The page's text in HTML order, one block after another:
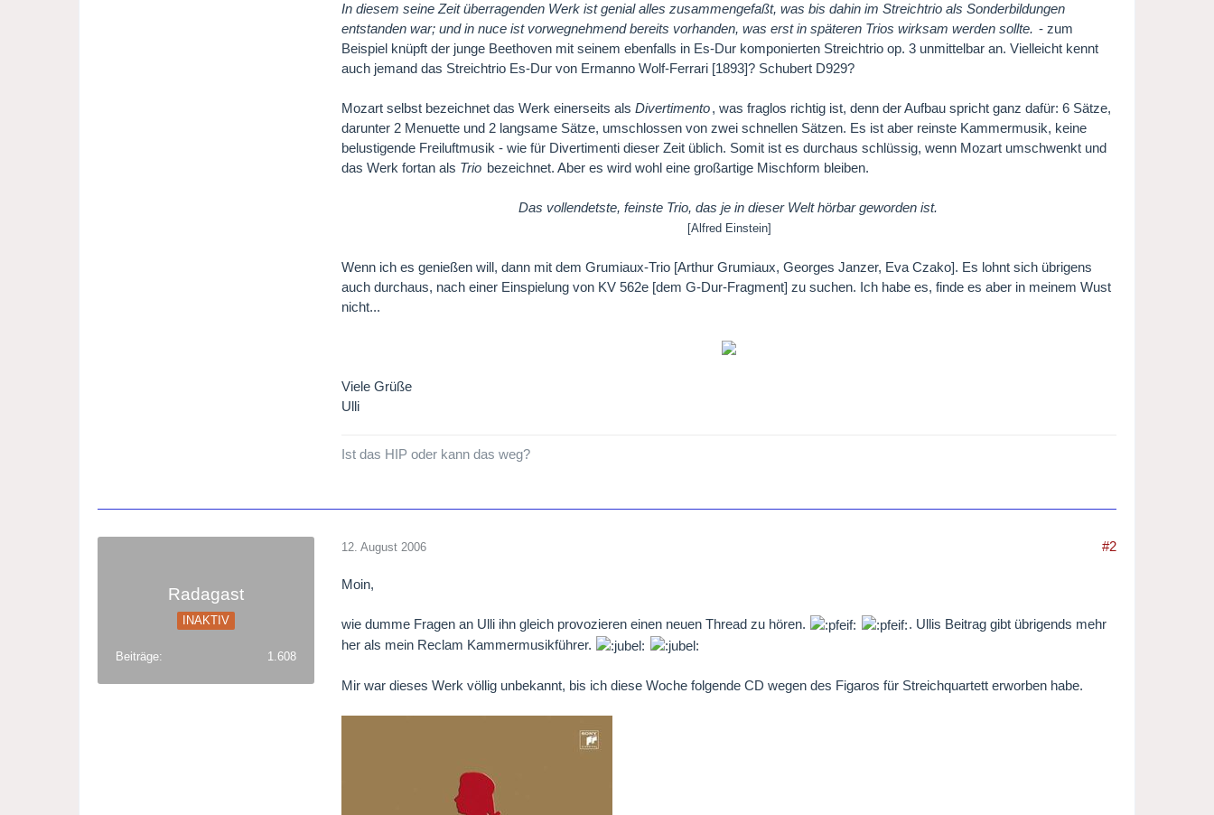
In diesem seine Zeit überragenden Werk ist genial alles zusammengefaßt, was bis dahin im Streichtrio als Sonderbildungen
entstanden war; und in nuce ist vorwegnehmend bereits vorhanden, was erst in späteren Trios wirksam werden sollte. - zum
Beispiel knüpft der junge Beethoven mit seinem ebenfalls in Es-Dur komponierten Streichtrio op. 3 unmittelbar an. Vielleicht kennt
auch jemand das Streichtrio Es-Dur von Ermanno Wolf-Ferrari [1893]? Schubert D929?
Mozart selbst bezeichnet das Werk einerseits alsDivertimento, was fraglos richtig ist, denn der Aufbau spricht ganz dafür: 6 Sätze,
darunter 2 Menuette und 2 langsame Sätze, umschlossen von zwei schnellen Sätzen. Es ist aber reinste Kammermusik, keine
belustigende Freiluftmusik - wie für Divertimenti dieser Zeit üblich. Somit ist es durchaus schlüssig, wenn Mozart umschwenkt und
das Werk fortan als Trio bezeichnet. Aber es wird wohl eine großartige Mischform bleiben.
Das vollendetste, feinste Trio, das je in dieser Welt hörbar geworden ist.
[Alfred Einstein]
Wenn ich es genießen will, dann mit dem Grumiaux-Trio [Arthur Grumiaux, Georges Janzer, Eva Czako]. Es lohnt sich übrigens
auch durchaus, nach einer Einspielung von KV 562e [dem G-Dur-Fragment] zu suchen. Ich habe es, finde es aber in meinem Wust
nicht...
Viele Grüße
Ulli
Ist das HIP oder kann das weg?
Radagast
INAKTIV
Beiträge 1.608
12. August 2006 #2
Moin,
wie dumme Fragen an Ulli ihn gleich provozieren einen neuen Thread zu hören.
. Ullis Beitrag gibt übrigends mehr
her als mein Reclam Kammermusikführer.
Mir war dieses Werk völlig unbekannt, bis ich diese Woche folgende CD wegen des Figaros für Streichquartett erworben habe.